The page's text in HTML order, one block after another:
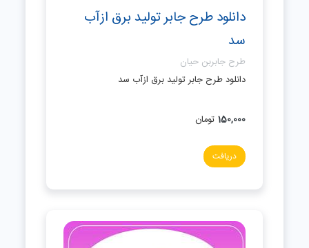
دانلود طرح جابر تولید برق ازآب
سد
طرح جابربن حیان
دانلود طرح جابر تولید برق ازآب سد
150,000 تومان
دریافت